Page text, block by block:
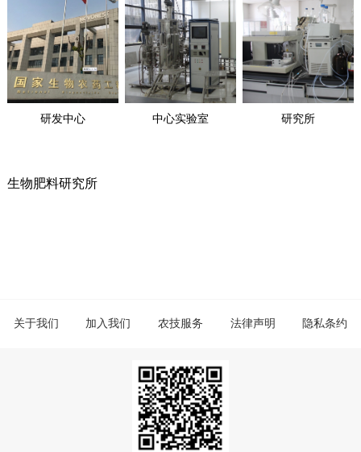
研发中心 中心实验室 研究所
生物肥料研究所
关于我们 加入我们 农技服务 法律声明 隐私条约